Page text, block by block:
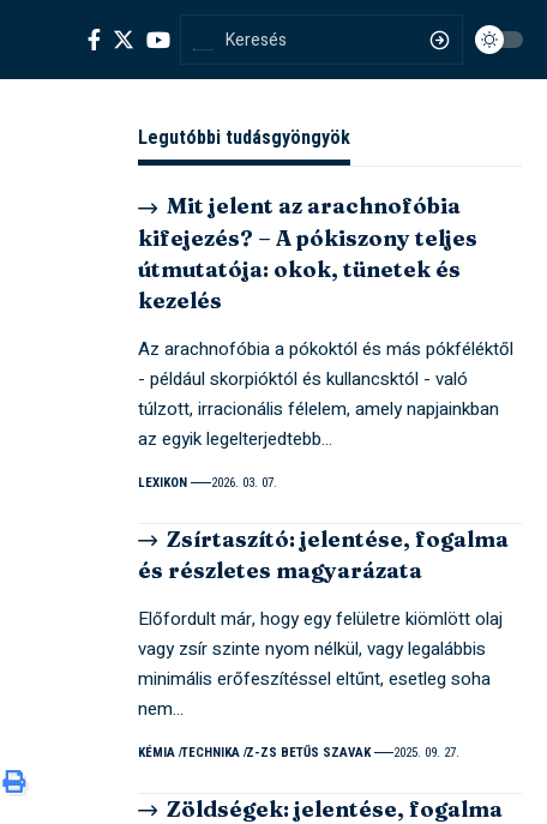
Legutóbbi tudásgyöngyök
Mit jelent az arachnofóbia
kifejezés? – A pókiszony teljes
útmutatója: okok, tünetek és
kezelés
Az arachnofóbia a pókoktól és más pókféléktől
- például skorpióktól és kullancsktól - való
túlzott, irracionális félelem, amely napjainkban
az egyik legelterjedtebb…
LEXIKON 2026. 03. 07.
Zsírtaszító: jelentése, fogalma
és részletes magyarázata
Előfordult már, hogy egy felületre kiömlött olaj
vagy zsír szinte nyom nélkül, vagy legalábbis
minimális erőfeszítéssel eltűnt, esetleg soha
nem…
KÉMIA TECHNIKA Z-ZS BETŰS SZAVAK 2025. 09. 27.
Zöldségek: jelentése, fogalma